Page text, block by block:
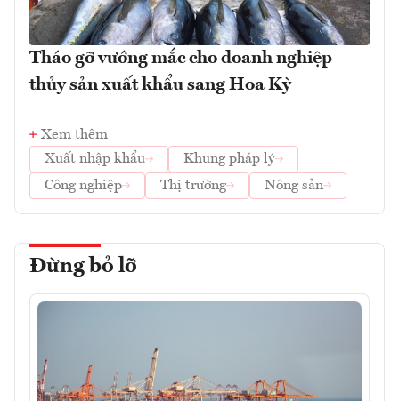
Tháo gỡ vướng mắc cho doanh nghiệp
thủy sản xuất khẩu sang Hoa Kỳ
Xem thêm
Xuất nhập khẩu
Khung pháp lý
Công nghiệp
Thị trường Nông sản
Đừng bỏ lỡ